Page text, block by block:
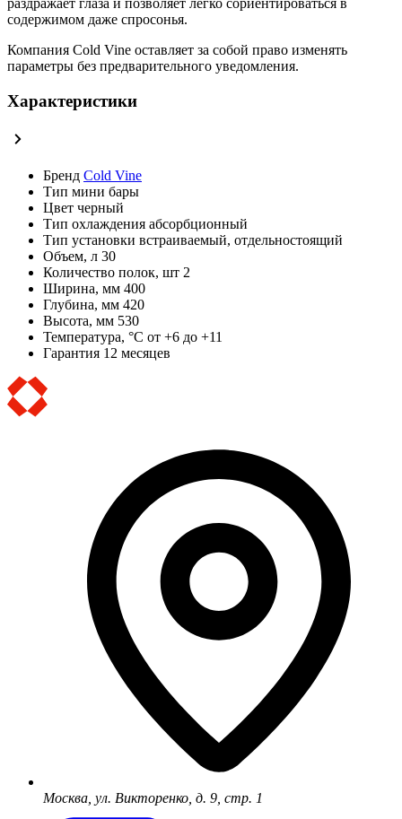
раздражает глаза и позволяет легко сориентироваться в
содержимом даже спросонья.
Компания Cold Vine оставляет за собой право изменять
параметры без предварительного уведомления.
Характеристики
Бренд Cold Vine
Тип мини бары
Цвет черный
Тип охлаждения абсорбционный
Тип установки встраиваемый, отдельностоящий
Объем, л 30
Количество полок, шт 2
Ширина, мм 400
Глубина, мм 420
Высота, мм 530
Температура, °C от +6 до +11
Гарантия 12 месяцев
Москва, ул. Викторенко, д. 9, стр. 1